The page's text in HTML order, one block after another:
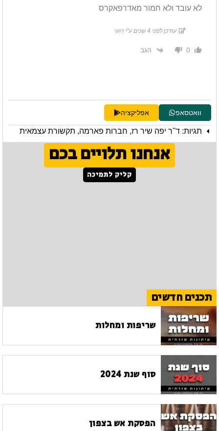
לא עובד ולא חמור מאדרפאקרס
עודכן לפני 4 שנים ע"י רועי
0 הגב
וואטסאפ אפליקציה
תגיות: ד''ר יפה שיר רז, חברות פארמה, תקשורת עצמאית
אנחנו תלויים בכם
קליק לתמיכה
תכנים חדשים
שריפות ומחלות
סוף שנת 2024
הפסקת אש בצפון